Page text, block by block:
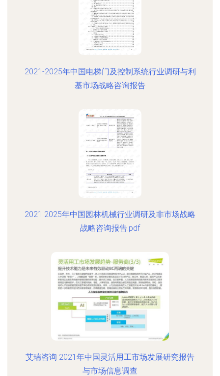
2021-2025年中国电梯门及控制系统行业调研与利
基市场战略咨询报告
2021 2025年中国园林机械行业调研及非市场战略
战略咨询报告.pdf
艾瑞咨询 2021年中国灵活用工市场发展研究报告
与市场信息调查